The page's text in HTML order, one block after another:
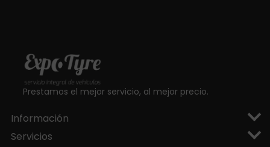
Prestamos el mejor servicio, al mejor precio.
Información
Servicios